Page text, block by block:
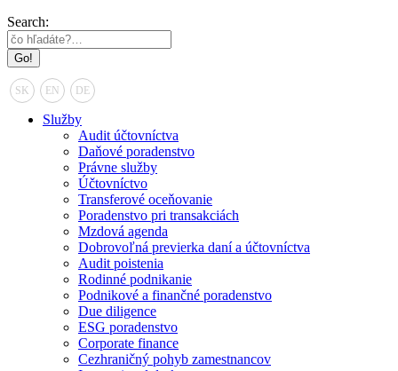
Search:
SK EN DE
Služby
Audit účtovníctva
Daňové poradenstvo
Právne služby
Účtovníctvo
Transferové oceňovanie
Poradenstvo pri transakciách
Mzdová agenda
Dobrovoľná previerka daní a účtovníctva
Audit poistenia
Rodinné podnikanie
Podnikové a finančné poradenstvo
Due diligence
ESG poradenstvo
Corporate finance
Cezhraničný pohyb zamestnancov